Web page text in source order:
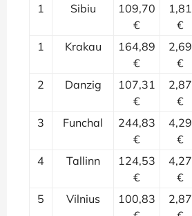
1 Sibiu
109,70
€
1,81
€
1 Krakau
164,89
€
2,69
€
2 Danzig
107,31
€
2,87
€
3 Funchal
244,83
€
4,29
€
4 Tallinn
124,53
€
4,27
€
5 Vilnius
100,83
2,87